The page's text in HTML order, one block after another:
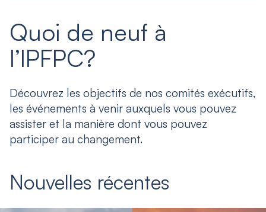
Quoi de neuf à
l’IPFPC?
Découvrez les objectifs de nos comités exécutifs,
les événements à venir auxquels vous pouvez
assister et la manière dont vous pouvez
participer au changement.
Nouvelles récentes